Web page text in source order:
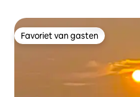
Favoriet van gasten
Favoriet van gasten